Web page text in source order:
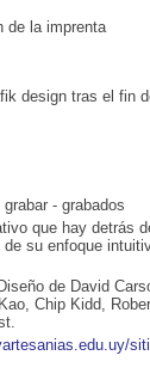
de la imprenta
design tras el fin
- grabados
que hay detrás
su enfoque
de David
Chip Kidd,